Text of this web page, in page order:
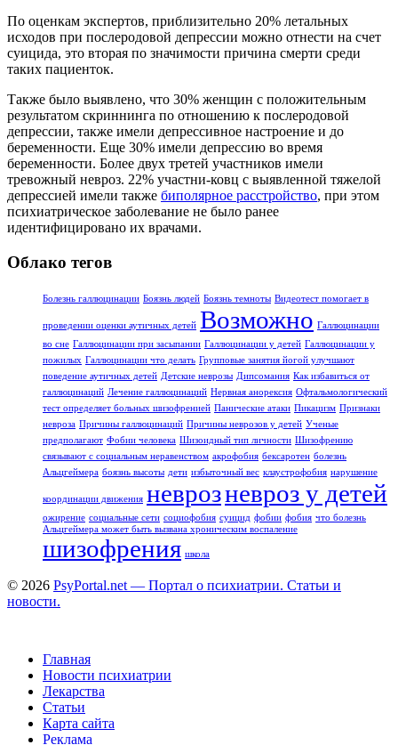
По оценкам экспертов, приблизительно 20% летальных
исходов при послеродовой депрессии можно отнести на счет
суицида, это вторая по значимости причина смерти среди
таких пациенток.
Также было выявлено, что 30% женщин с положительным
результатом скриннинга по отношению к послеродовой
депрессии, также имели депрессивное настроение и до
беременности. Еще 30% имели депрессию во время
беременности. Более двух третей участников имели
тревожный невроз. 22% участни-ковц с выявленной тяжелой
депрессией имели также биполярное расстройство, при этом
психиатрическое заболевание не было ранее
идентифицировано их врачами.
Облако тегов
Болезнь галлюцинации Боязнь людей Боязнь темноты Видеотест помогает в
проведении оценки аутичных детей Возможно Галлюцинации
во сне Галлюцинации при засыпании Галлюцинации у детей Галлюцинации у
пожилых Галлюцинации что делать Групповые занятия йогой улучшают
поведение аутичных детей Детские неврозы Дипсомания Как избавиться от
галлюцинаций Лечение галлюцинаций Нервная анорексия Офтальмологический
тест определяет больных шизофренией Панические атаки Пикацизм Признаки
невроза Причины галлюцинаций Причины неврозов у детей Ученые
предполагают Фобии человека Шизоидный тип личности Шизофрению
связывают с социальным неравенством акрофобия бексаротен болезнь
Альцгеймера боязнь высоты дети избыточный вес клаустрофобия нарушение
координации движения неврозневроз у детей
ожирение социальные сети социофобия суицид фобии фобия что болезнь
Альцгеймера может быть вызвана хроническим воспаление
шизофрения школа
© 2026 PsyPortal.net — Портал о психиатрии. Статьи и
новости.
Главная
Новости психиатрии
Лекарства
Статьи
Карта сайта
Реклама